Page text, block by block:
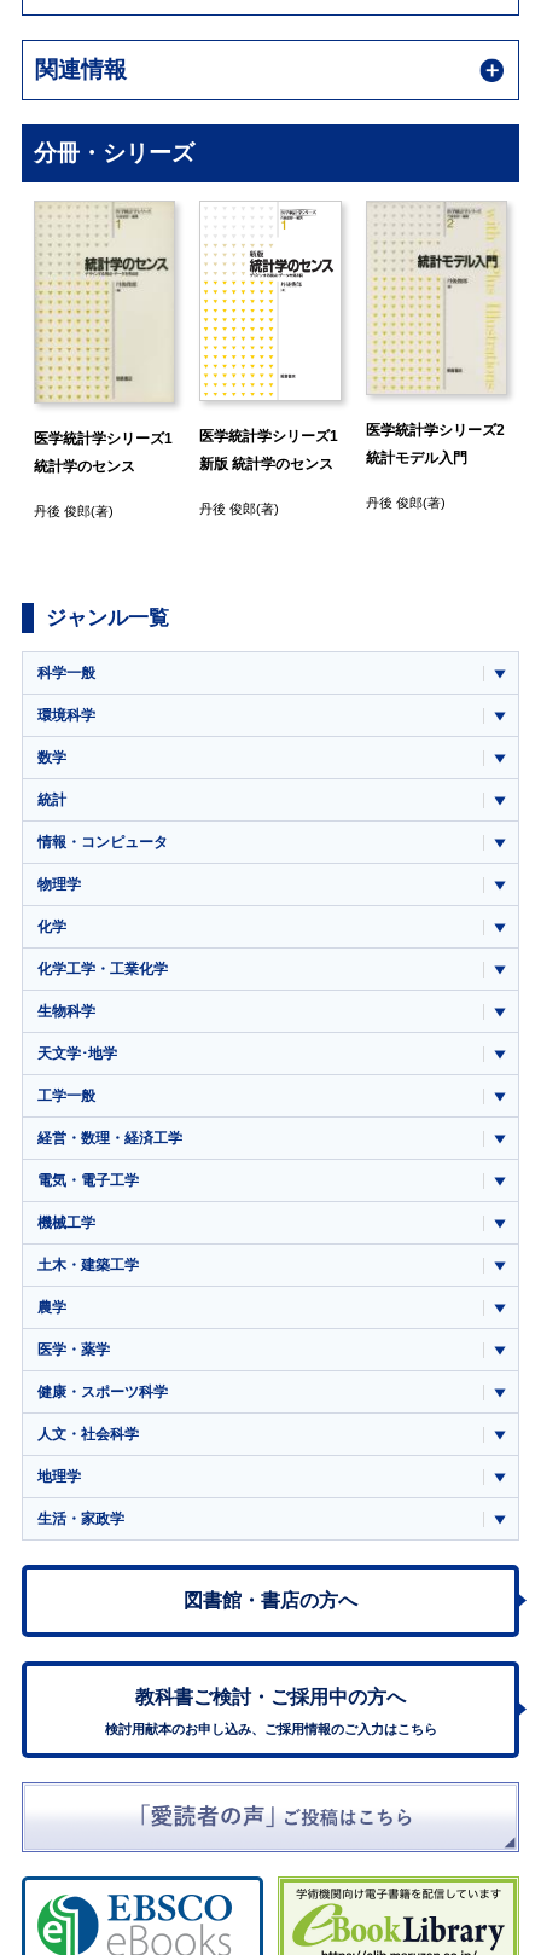
関連情報
分冊・シリーズ
医学統計学シリーズ1
統計学のセンス
丹後 俊郎(著)
医学統計学シリーズ1
新版 統計学のセンス
丹後 俊郎(著)
医学統計学シリーズ2
統計モデル入門
丹後 俊郎(著)
ジャンル一覧
科学一般
環境科学
数学
統計
情報・コンピュータ
物理学
化学
化学工学・工業化学
生物科学
天文学･地学
工学一般
経営・数理・経済工学
電気・電子工学
機械工学
土木・建築工学
農学
医学・薬学
健康・スポーツ科学
人文・社会科学
地理学
生活・家政学
図書館・書店の方へ
教科書ご検討・ ご採用中の方へ
検討用献本のお申し込み、ご採用情報のご入力はこちら